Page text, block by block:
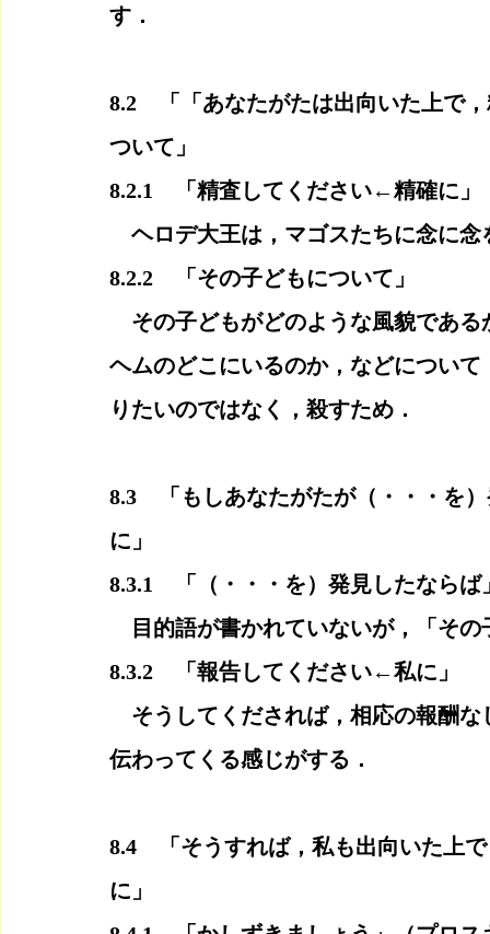
す．
8.2　「「あなたがたは出向いた上で
ついて」
8.2.1　「精査してください←精確に」
ヘロデ大王は，マゴスたちに念に念
8.2.2　「その子どもについて」
その子どもがどのような風貌である
ヘムのどこにいるのか，などについ
りたいのではなく，殺すため．
8.3　「もしあなたがたが（・・・を
に」
8.3.1　「（・・・を）発見したならば
目的語が書かれていないが，「その
8.3.2　「報告してください←私に」
そうしてくだされば，相応の報酬な
伝わってくる感じがする．
8.4　「そうすれば，私も出向いた上
に」